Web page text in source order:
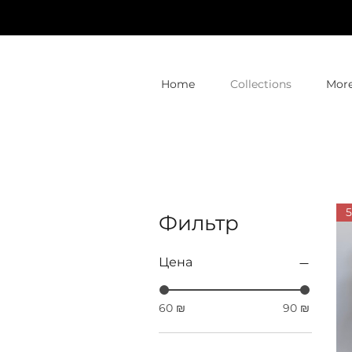
Фильтр
Цена
60 ₪ 90 ₪
Home Collections